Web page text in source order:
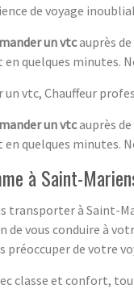
de voyage
un vtcauprès
quelques
vtc, Chauffeur
un vtcauprès
quelques
à Saint-
transporter à Saint-
de vous conduire à
préoccuper de votre
classe et confort,